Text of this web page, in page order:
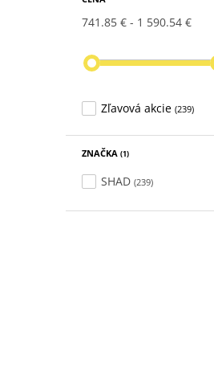
741.85 € 1 590.54 €
Zľavová akcie (239)
ZNAČKA (1)
SHAD (239)